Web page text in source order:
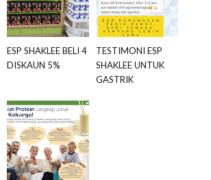
ESP SHAKLEE BELI 4
DISKAUN 5%
TESTIMONI ESP
SHAKLEE UNTUK
GASTRIK